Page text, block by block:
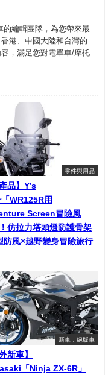
的編輯團隊，為您帶來最
港、中國大陸和台灣的
，滿足您對電單車/摩托
零件與用品
品】Y’s
WR125R用
Screen冒險風
仿拉力塔頭燈防護骨架
防風×越野變身冒險旅行
新車．絕版車
新車】
「Ninja ZX-6R」